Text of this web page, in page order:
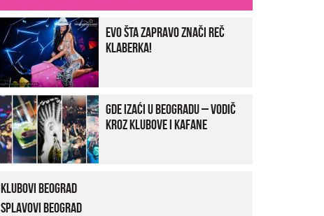
Evo šta zapravo znači reč
klaberka!
Gde izaći u Beogradu – vodič
kroz klubove i kafane
Klubovi Beograd
Splavovi Beograd